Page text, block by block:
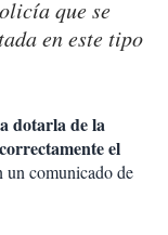
que se
en este tipo
dotarla de la
el
un comunicado de